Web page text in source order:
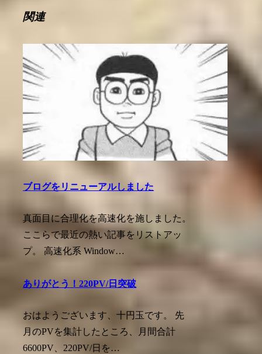
関連
ブログをリニューアルしました
真面目に合理化を高速化を施しました。
ここらで最近の熱い記事をリストアッ
プ。 高速化系 Window…
ありがとう！220PV/日突破
おはようございます、十円玉です。 先
月のPVを集計したところ、月間合計
6600PV、220PV/日を…